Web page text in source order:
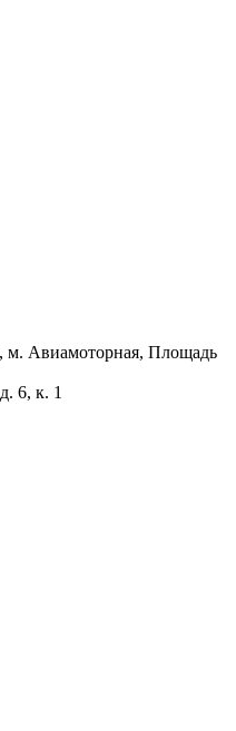
м. Авиамоторная, Площадь
6, к. 1